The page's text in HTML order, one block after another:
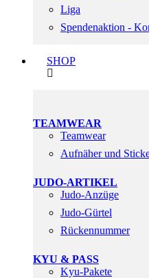
Liga
Spendenaktion -
SHOP
TEAMWEAR
Teamwear
Aufnäher und
JUDO-ARTIKEL
Judo-Anzüge
Judo-Gürtel
Rückennummer
KYU & PASS
Kyu-Pakete